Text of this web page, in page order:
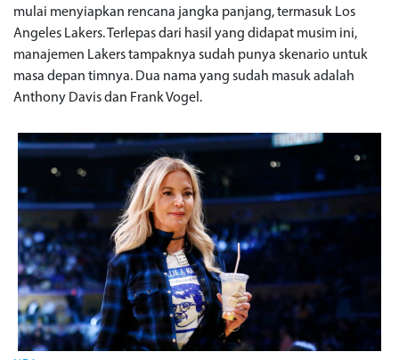
mulai menyiapkan rencana jangka panjang, termasuk Los
Angeles Lakers. Terlepas dari hasil yang didapat musim ini,
manajemen Lakers tampaknya sudah punya skenario untuk
masa depan timnya. Dua nama yang sudah masuk adalah
Anthony Davis dan Frank Vogel.